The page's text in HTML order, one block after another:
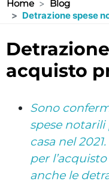
Home
Blog
Detrazione spese
detrazione spese notarili
acquisto
Sono
spese notarili
casa nel
per
anche le